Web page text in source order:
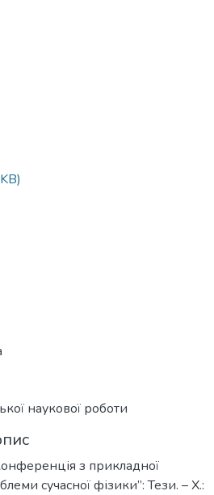
наукової роботи
з прикладної
сучасної фізики”: Тези. – Х.: